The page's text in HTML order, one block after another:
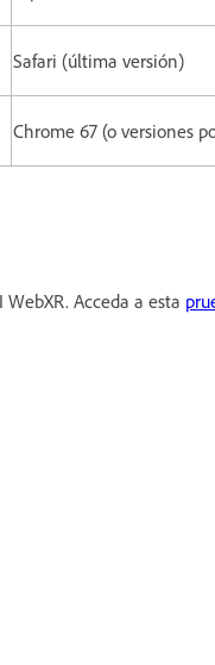
Safari (última versión)
Chrome 67 (o versiones
Acceda a esta